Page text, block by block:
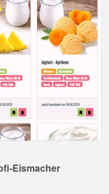
Eismacher